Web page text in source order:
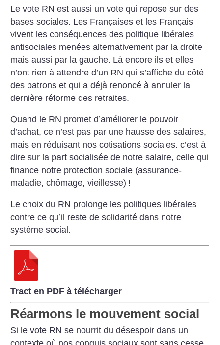
Le vote RN est aussi un vote qui repose sur des
bases sociales. Les Françaises et les Français
vivent les conséquences des politique libérales
antisociales menées alternativement par la droite
mais aussi par la gauche. Là encore ils et elles
n’ont rien à attendre d’un RN qui s’affiche du côté
des patrons et qui a déjà renoncé à annuler la
dernière réforme des retraites.
Quand le RN promet d’améliorer le pouvoir
d’achat, ce n’est pas par une hausse des salaires,
mais en réduisant nos cotisations sociales, c’est à
dire sur la part socialisée de notre salaire, celle qui
finance notre protection sociale (assurance-
maladie, chômage, vieillesse) !
Le choix du RN prolonge les politiques libérales
contre ce qu’il reste de solidarité dans notre
système social.
Tract en PDF à télécharger
Réarmons le mouvement social
Si le vote RN se nourrit du désespoir dans un
contexte où nos conquis sociaux sont sans cesse